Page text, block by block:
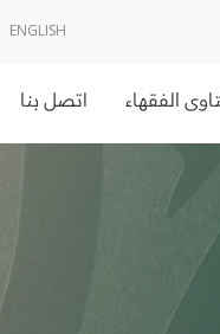
ENGLISH
الفقهاء اتصل بنا